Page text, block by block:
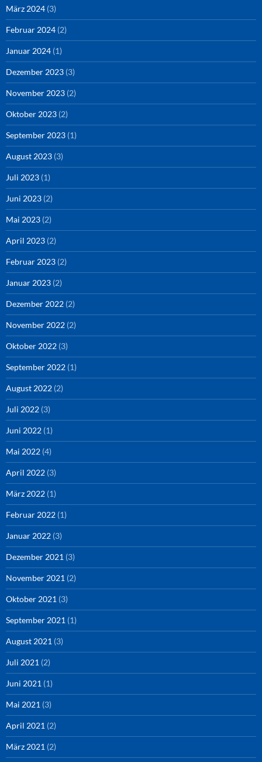
März 2024 (3)
Februar 2024 (2)
Januar 2024 (1)
Dezember 2023 (3)
November 2023 (2)
Oktober 2023 (2)
September 2023 (1)
August 2023 (3)
Juli 2023 (1)
Juni 2023 (2)
Mai 2023 (2)
April 2023 (2)
Februar 2023 (2)
Januar 2023 (2)
Dezember 2022 (2)
November 2022 (2)
Oktober 2022 (3)
September 2022 (1)
August 2022 (2)
Juli 2022 (3)
Juni 2022 (1)
Mai 2022 (4)
April 2022 (3)
März 2022 (1)
Februar 2022 (1)
Januar 2022 (3)
Dezember 2021 (3)
November 2021 (2)
Oktober 2021 (3)
September 2021 (1)
August 2021 (3)
Juli 2021 (2)
Juni 2021 (1)
Mai 2021 (3)
April 2021 (2)
März 2021 (2)